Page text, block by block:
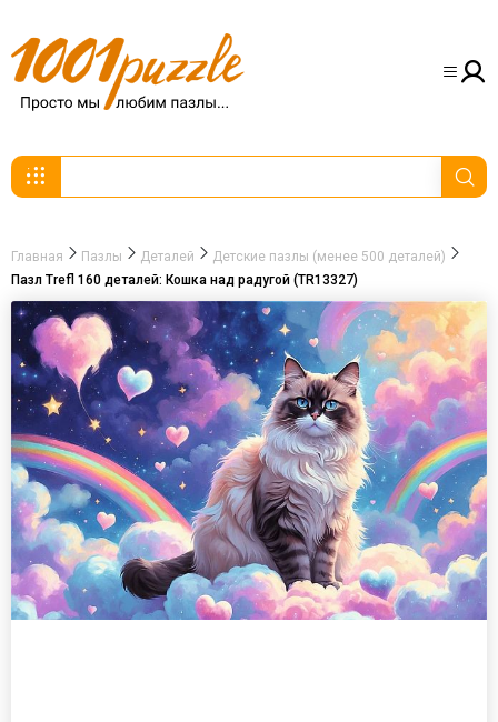
Главная Пазлы Деталей
Детские пазлы (менее 500 деталей)
Пазл Trefl 160 деталей: Кошка над радугой (TR13327)